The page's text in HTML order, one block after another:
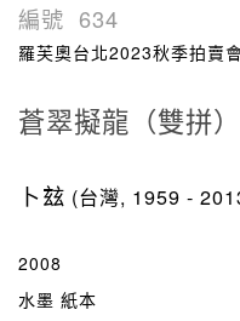
編號 634
羅芙奧台北2023秋季拍賣
蒼翠擬龍（雙拼）
卜玆 (台灣, 1959 -
2008
水墨 紙本